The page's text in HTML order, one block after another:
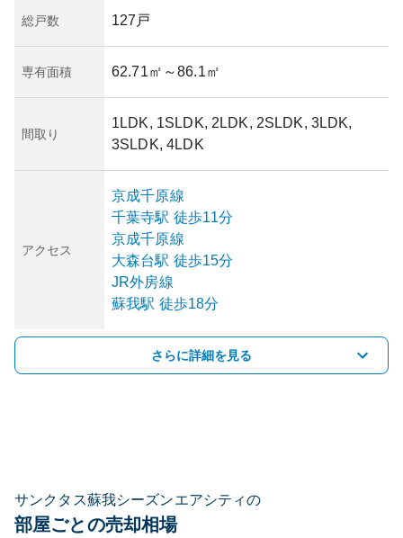
総戸数 127戸
専有面積 62.71㎡ ～86.1㎡
間取り
1LDK, 1SLDK, 2LDK, 2SLDK, 3LDK,
3SLDK, 4LDK
アクセス
京成千原線
千葉寺駅 徒歩11分
京成千原線
大森台駅 徒歩15分
JR外房線
蘇我駅 徒歩18分
さらに詳細を見る
サンクタス蘇我シーズンエアシティの
部屋ごとの売却相場